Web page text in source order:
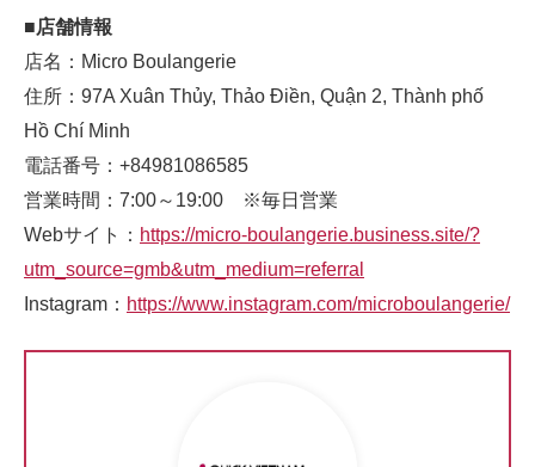
■店舗情報
店名：Micro Boulangerie
住所：97A Xuân Thủy, Thảo Điền, Quận 2, Thành phố
Hồ Chí Minh
電話番号：+84981086585
営業時間：7:00～19:00 ※毎日営業
Webサイト： https://micro-boulangerie.business.site/?
utm_source=gmb&utm_medium=referral
Instagram： https://www.instagram.com/microboulangerie/